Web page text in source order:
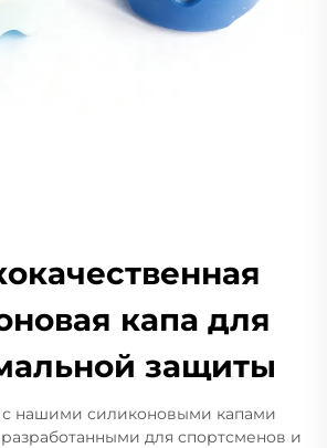
капа для
защиты
с нашими силиконовыми капами
для спортсменов и